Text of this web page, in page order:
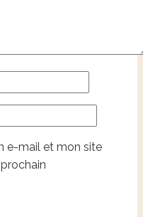
e-mail et mon site